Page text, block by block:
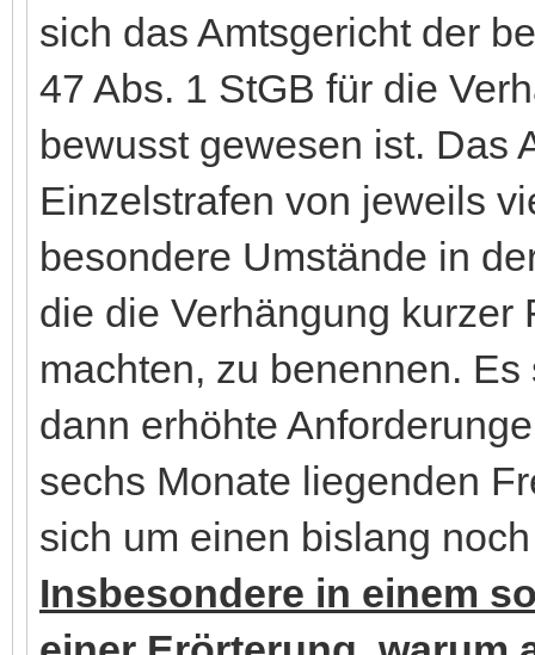
sich das Amtsgericht der
47 Abs. 1 StGB für die
bewusst gewesen ist. Das
Einzelstrafen von jeweils
besondere Umstände in
die die Verhängung
machten, zu benennen.
dann erhöhte
sechs Monate liegenden
sich um einen bislang
Insbesondere in einem